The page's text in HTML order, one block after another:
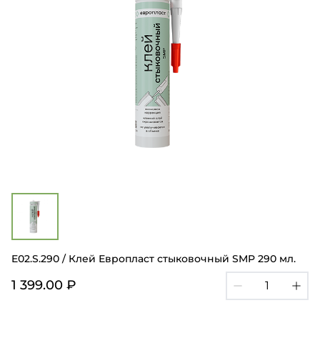
E02.S.290 / Клей Европласт стыковочный SMP 290 мл.
1 399.00 ₽